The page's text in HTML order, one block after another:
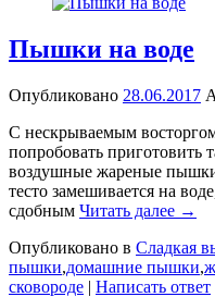
Пышки на воде
Опубликовано 28.06.2017
С нескрываемым
попробовать приготовить
воздушные жареные
тесто замешивается на
сдобным Читать далее →
Опубликовано в Сладкая
пышки,домашние пышки,
сковороде | Написать ответ